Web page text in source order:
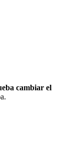
cambiar el